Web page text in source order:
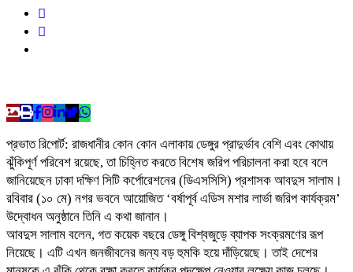
প্রভাত রিপোর্ট: রাজধানীর কোন কোন এলাকায় ডেঙ্গুর প্রাদুর্ভাব বেশি এবং কোথায়
ঝুঁকিপূর্ণ পরিবেশ রয়েছে, তা চিহ্নিত করতে বিশেষ জরিপ পরিচালনা করা হবে বলে
জানিয়েছেন ঢাকা দক্ষিণ সিটি কর্পোরেশনের (ডিএসসিসি) প্রশাসক আবদুস সালাম।
রবিবার (১০ মে) নগর ভবনে আয়োজিত ‘বর্ষাপূর্ব এডিস মশার লার্ভা জরিপ কার্যক্রম’
উদ্বোধন অনুষ্ঠানে তিনি এ কথা জানান।
আবদুস সালাম বলেন, গত কয়েক বছরে ডেঙ্গু বিশ্বজুড়ে ব্যাপক সংক্রমণের রূপ
নিয়েছে। এটি এখন জনজীবনের জন্য বড় হুমকি হয়ে দাঁড়িয়েছে। তাই দেশের